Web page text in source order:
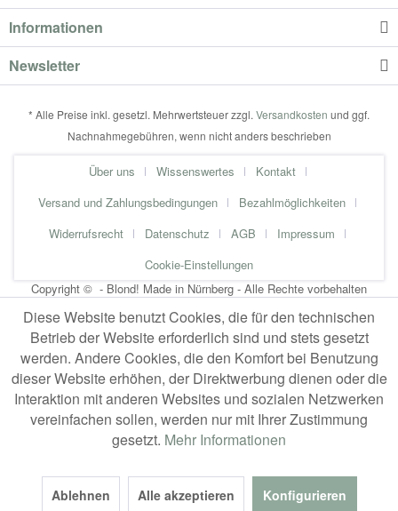
Informationen
Newsletter
* Alle Preise inkl. gesetzl. Mehrwertsteuer zzgl. Versandkosten und ggf.
Nachnahmegebühren, wenn nicht anders beschrieben
Über uns Wissenswertes
Kontakt
Versand und Zahlungsbedingungen
Bezahlmöglichkeiten
Widerrufsrecht
Datenschutz AGB
Impressum
Cookie-Einstellungen
Copyright © - Blond! Made in Nürnberg - Alle Rechte vorbehalten
Diese Website benutzt Cookies, die für den technischen
Betrieb der Website erforderlich sind und stets gesetzt
werden. Andere Cookies, die den Komfort bei Benutzung
dieser Website erhöhen, der Direktwerbung dienen oder die
Interaktion mit anderen Websites und sozialen Netzwerken
vereinfachen sollen, werden nur mit Ihrer Zustimmung
gesetzt. Mehr Informationen
Ablehnen Alle akzeptieren Konfigurieren